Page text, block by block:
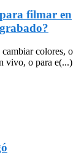
filmar en
colores, o
vivo, o para e(...)